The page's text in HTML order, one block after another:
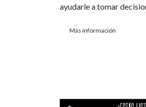
ayudarle a tomar
Más información